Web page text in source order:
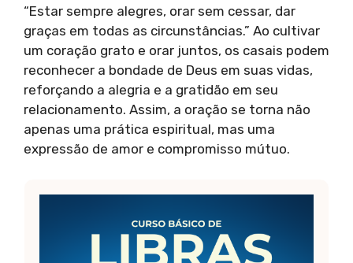
“Estar sempre alegres, orar sem cessar, dar
graças em todas as circunstâncias.” Ao cultivar
um coração grato e orar juntos, os casais podem
reconhecer a bondade de Deus em suas vidas,
reforçando a alegria e a gratidão em seu
relacionamento. Assim, a oração se torna não
apenas uma prática espiritual, mas uma
expressão de amor e compromisso mútuo.